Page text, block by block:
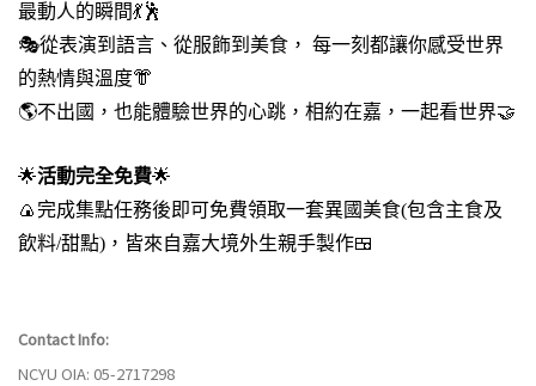
最動人的瞬間💃🕺
🎭從表演到語言、從服飾到美食， 每一刻都讓你感受世界
的熱情與溫度👘
🌎不出國，也能體驗世界的心跳，相約在嘉，一起看世界🤝
🌟活動完全免費🌟
🍙完成集點任務後即可免費領取一套異國美食(包含主食及
飲料/甜點) ， 皆來自嘉大境外生親手製作🍱️
Contact Info:
NCYU OIA: 05-2717298